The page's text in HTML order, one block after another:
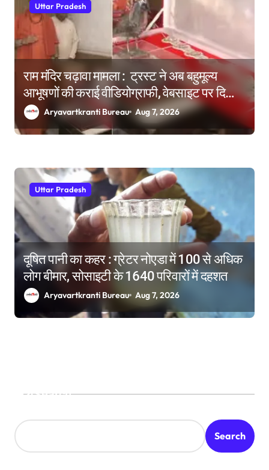
Uttar Pradesh
राम मंदिर चढ़ावा मामला : ट्रस्ट ने अब बहुमूल्य
आभूषणों की कराई वीडियोग्राफी, वेबसाइट पर दिखाने
की तैयारीAryavartkranti Bureau Aug 7, 2026
Uttar Pradesh
दूषित पानी का कहर : ग्रेटर नोएडा में 100 से अधिक
लोग बीमार, सोसाइटी के 1640 परिवारों में दहशत
Aryavartkranti Bureau Aug 7, 2026
Search
Search